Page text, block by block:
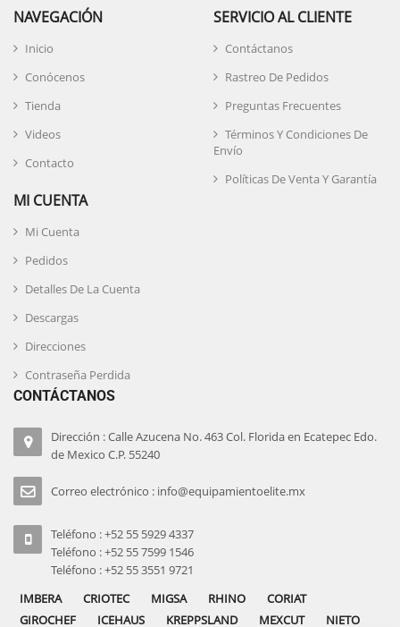
NAVEGACIÓN
Inicio
Conócenos
Tienda
Videos
Contacto
SERVICIO AL CLIENTE
Contáctanos
Rastreo De Pedidos
Preguntas Frecuentes
Términos Y Condiciones De
Envío
Políticas De Venta Y Garantía
MI CUENTA
Mi Cuenta
Pedidos
Detalles De La Cuenta
Descargas
Direcciones
Contraseña Perdida
CONTÁCTANOS
Dirección : Calle Azucena No. 463 Col. Florida en Ecatepec Edo.
de Mexico C.P. 55240
Correo electrónico : info@equipamientoelite.mx
Teléfono : +52 55 5929 4337
Teléfono : +52 55 7599 1546
Teléfono : +52 55 3551 9721
IMBERA
CRIOTEC MIGSA RHINO
CORIAT
GIROCHEF
ICEHAUS KREPPSLAND MEXCUT NIETO